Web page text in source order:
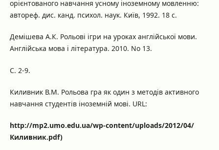
орієнтованого навчання усному іноземному мовленню:
автореф. дис. канд. психол. наук. Київ, 1992. 18 с.
Демішева А.К. Рольові ігри на уроках англійської мови.
Англійська мова і література. 2010. No 13.
С. 2-9.
Киливник В.М. Рольова гра як один з методів активного
навчання студентів іноземній мові. URL:
http://mp2.umo.edu.ua/wp-content/uploads/2012/04/
Киливник.pdf)